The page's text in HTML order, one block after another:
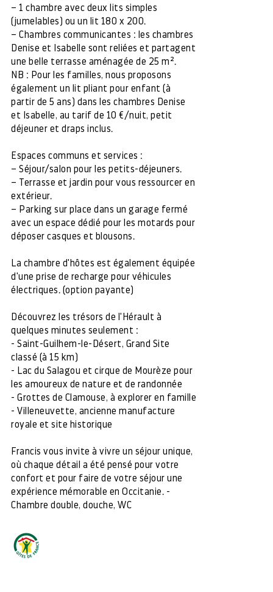
– 1 chambre avec deux lits simples
(jumelables) ou un lit 180 x 200.
– Chambres communicantes : les chambres
Denise et Isabelle sont reliées et partagent
une belle terrasse aménagée de 25 m².
NB : Pour les familles, nous proposons
également un lit pliant pour enfant (à
partir de 5 ans) dans les chambres Denise
et Isabelle, au tarif de 10 €/nuit, petit
déjeuner et draps inclus.
Espaces communs et services :
– Séjour/salon pour les petits-déjeuners.
– Terrasse et jardin pour vous ressourcer en
extérieur.
– Parking sur place dans un garage fermé
avec un espace dédié pour les motards pour
déposer casques et blousons.
La chambre d'hôtes est également équipée
d'une prise de recharge pour véhicules
électriques. (option payante)
Découvrez les trésors de l'Hérault à
quelques minutes seulement :
- Saint-Guilhem-le-Désert, Grand Site
classé (à 15 km)
- Lac du Salagou et cirque de Mourèze pour
les amoureux de nature et de randonnée
- Grottes de Clamouse, à explorer en famille
- Villeneuvette, ancienne manufacture
royale et site historique
Francis vous invite à vivre un séjour unique,
où chaque détail a été pensé pour votre
confort et pour faire de votre séjour une
expérience mémorable en Occitanie. -
Chambre double, douche, WC